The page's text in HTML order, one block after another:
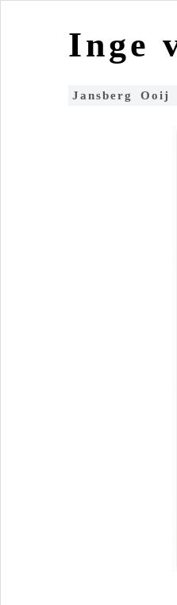
Inge
Jansberg Ooij